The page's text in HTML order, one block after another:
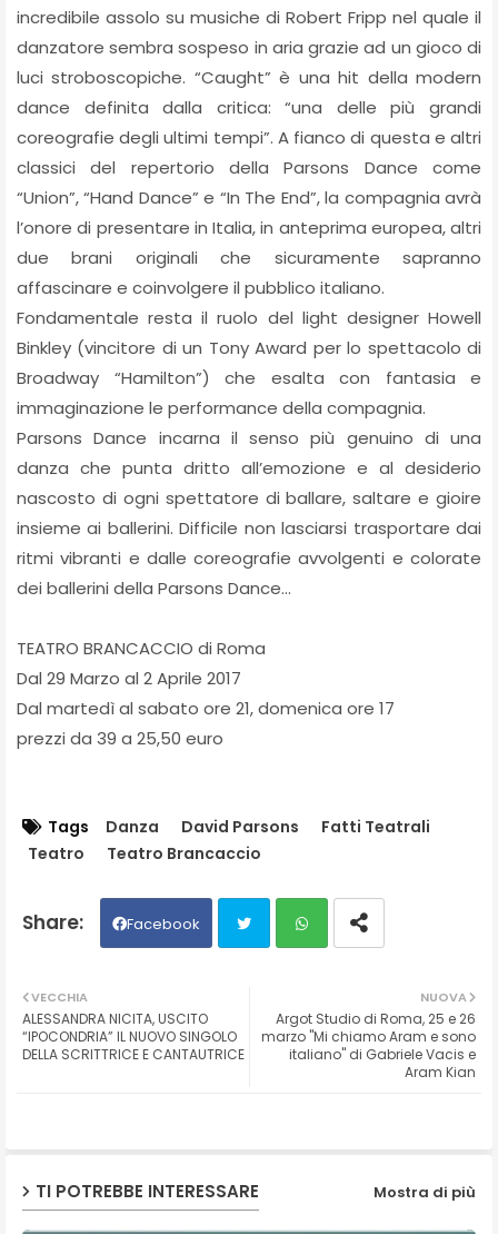
incredibile assolo su musiche di Robert Fripp nel quale il
danzatore sembra sospeso in aria grazie ad un gioco di
luci stroboscopiche. “Caught” è una hit della modern
dance definita dalla critica: “una delle più grandi
coreografie degli ultimi tempi”. A fianco di questa e altri
classici del repertorio della Parsons Dance come
“Union”, “Hand Dance” e “In The End”, la compagnia avrà
l’onore di presentare in Italia, in anteprima europea, altri
due brani originali che sicuramente sapranno
affascinare e coinvolgere il pubblico italiano.
Fondamentale resta il ruolo del light designer Howell
Binkley (vincitore di un Tony Award per lo spettacolo di
Broadway “Hamilton”) che esalta con fantasia e
immaginazione le performance della compagnia.
Parsons Dance incarna il senso più genuino di una
danza che punta dritto all’emozione e al desiderio
nascosto di ogni spettatore di ballare, saltare e gioire
insieme ai ballerini. Difficile non lasciarsi trasportare dai
ritmi vibranti e dalle coreografie avvolgenti e colorate
dei ballerini della Parsons Dance...
TEATRO BRANCACCIO di Roma
Dal 29 Marzo al 2 Aprile 2017
Dal martedì al sabato ore 21, domenica ore 17
prezzi da 39 a 25,50 euro
Tags Danza David Parsons
Fatti Teatrali
Teatro
Teatro Brancaccio
Facebook
ats
NUOVA
Argot Studio di Roma, 25 e 26
marzo "Mi chiamo Aram e sono
italiano" di Gabriele Vacis e
Aram Kian
VECCHIA
ALESSANDRA NICITA, USCITO
“IPOCONDRIA” IL NUOVO SINGOLO
DELLA SCRITTRICE E CANTAUTRICE
TI POTREBBE INTERESSARE Mostra di più